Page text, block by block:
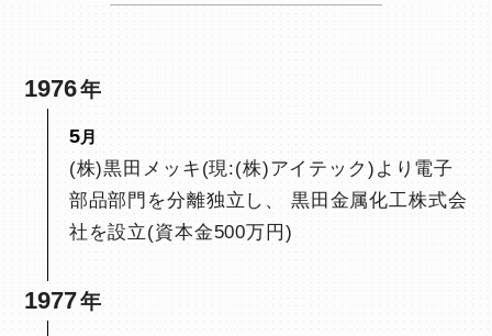
1976
5
(株)黒田メッキ(現:(株)アイテック)より電子
部品部門を分離独立し、 黒田金属化工株式会
社を設立(資本金500万円)
1977